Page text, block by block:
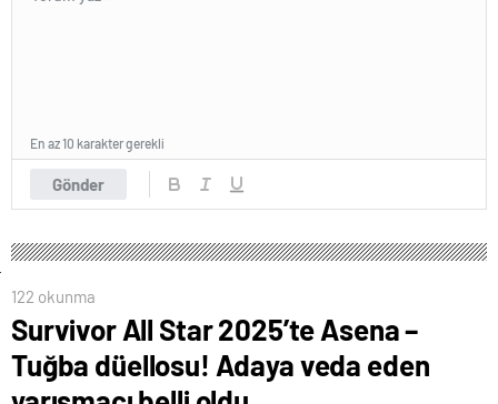
Gönder
En az 10 karakter gerekli
122 okunma
Survivor All Star 2025’te Asena –
Tuğba düellosu! Adaya veda eden